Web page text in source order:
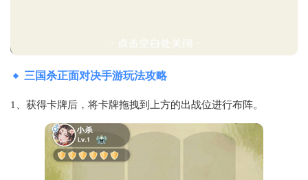
三国杀正面对决手游玩法攻略
1、获得卡牌后，将卡牌拖拽到上方的出战位进行布阵。